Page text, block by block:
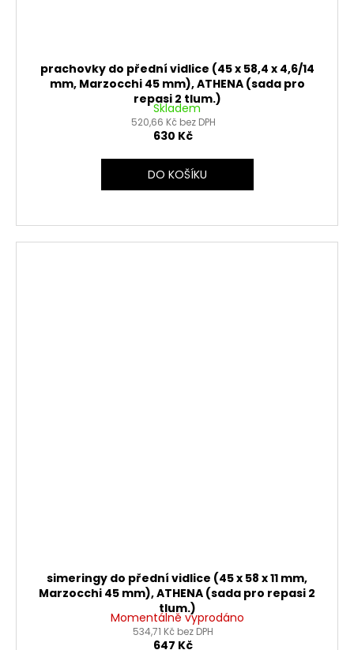
prachovky do přední vidlice (45 x 58,4 x 4,6/14
mm, Marzocchi 45 mm), ATHENA (sada pro
repasi 2 tlum.)
Skladem
520,66 Kč bez DPH
630 Kč
DO KOŠÍKU
simeringy do přední vidlice (45 x 58 x 11 mm,
Marzocchi 45 mm), ATHENA (sada pro repasi 2
tlum.)
Momentálně vyprodáno
534,71 Kč bez DPH
647 Kč